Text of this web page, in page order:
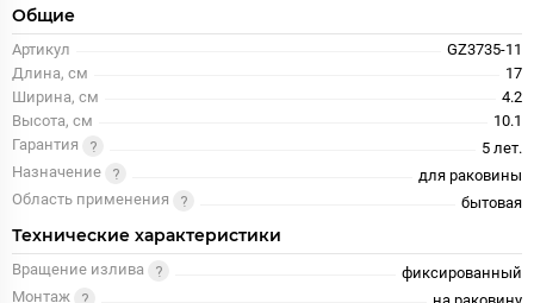
Общие
Артикул
GZ3735-11
Длина, см
17
Ширина, см
4.2
Высота, см
10.1
Гарантия
5 лет.
Назначение
для раковины
Область применения
бытовая
Технические характеристики
Вращение излива
фиксированный
Монтаж